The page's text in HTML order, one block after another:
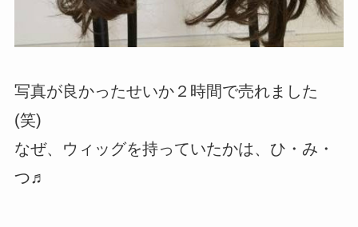
写真が良かったせいか２時間で売れました
(笑)
なぜ、ウィッグを持っていたかは、ひ・み・
つ♬